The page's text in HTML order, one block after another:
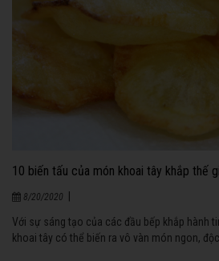
10 biến tấu của món khoai tây khắp thế
8/20/2020
Với sự sáng tạo của các đầu bếp khắp hành
khoai tây có thể biến ra vô vàn món ngon,